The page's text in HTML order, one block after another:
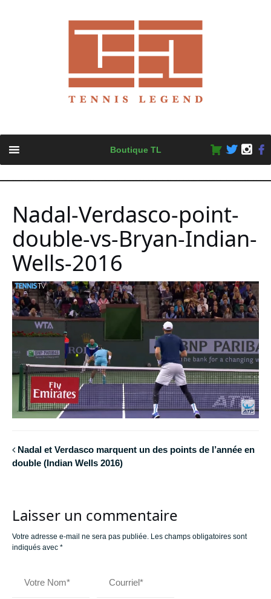
content
Boutique TL
Nadal-Verdasco-point-
double-vs-Bryan-Indian-
Wells-2016
Nadal et Verdasco marquent un des points de l’année en
double (Indian Wells 2016)
Laisser un commentaire
Votre adresse e-mail ne sera pas publiée. Les champs obligatoires sont
indiqués avec *